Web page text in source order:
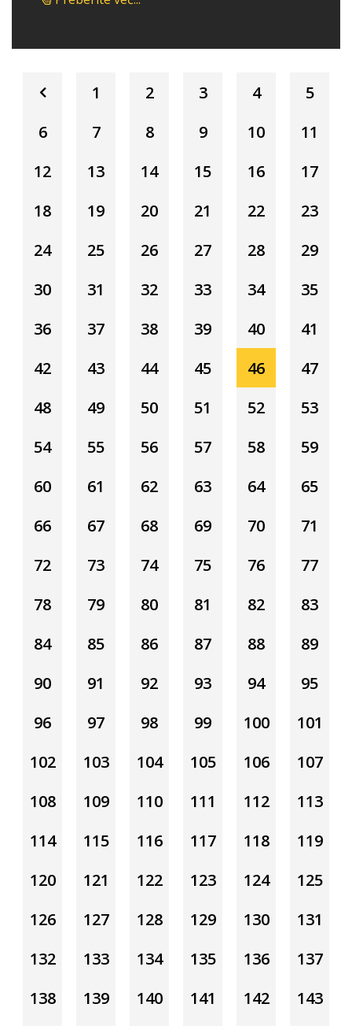
1 2 3 4
5
6
7 8 9 10
11
12
13 14 15 16
17
18
19 20 21 22
23
24
25 26 27 28
29
30
31 32 33 34
35
36
37 38 39 40
41
42
43 44 45 46
47
48
49 50 51 52
53
54
55 56 57 58
59
60
61 62 63 64
65
66
67 68 69 70
71
72
73 74 75 76
77
78
79 80 81 82
83
84
85 86 87 88
89
90
91 92 93 94
95
96
97 98 99 100
101
102
103 104 105 106
107
108
109 110 111 112
113
114
115 116 117 118
119
120
121 122 123 124
125
126
127 128 129 130
131
132
133 134 135 136
137
138
139 140 141 142
143